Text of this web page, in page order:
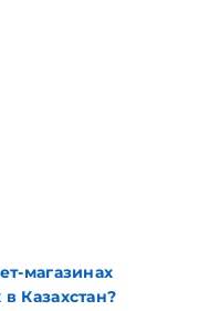
магазинах
Казахстан?